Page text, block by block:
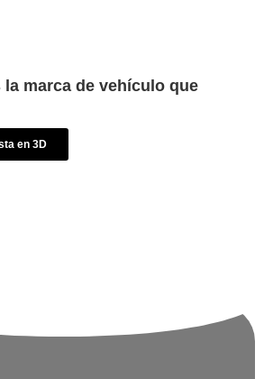
la marca de vehículo que
en 3D